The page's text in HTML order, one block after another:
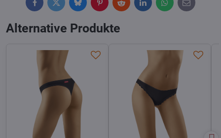
FacebookTwitterBlueskyPinterestReddit LinkedInWhatsApp
E-
mail
Alternative Produkte